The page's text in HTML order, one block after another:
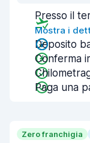
Presso il
Mostra i
Deposito
Conferma
Paga una
Zero franchigia